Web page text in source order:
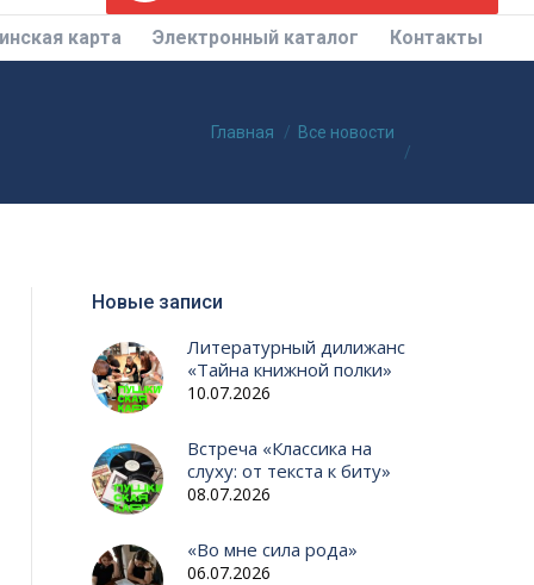
карта Электронный каталог Контакты
Вы здесь:
Главная Все новости
Новые записи
Литературный дилижанс
«Тайна книжной полки»
10.07.2026
Встреча «Классика на
слуху: от текста к биту»
08.07.2026
«Во мне сила рода»
06.07.2026